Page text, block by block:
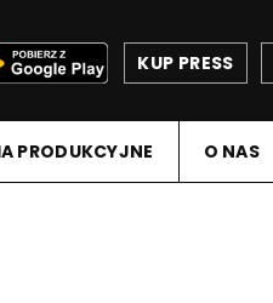
KUP PRESS
PRODUKCYJNE O NAS